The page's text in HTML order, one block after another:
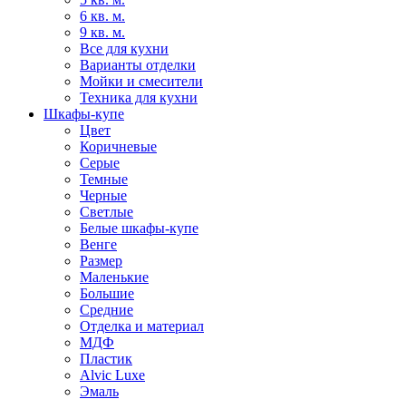
6 кв. м.
9 кв. м.
Все для кухни
Варианты отделки
Мойки и смесители
Техника для кухни
Шкафы-купе
Цвет
Коричневые
Серые
Темные
Черные
Светлые
Белые шкафы-купе
Венге
Размер
Маленькие
Большие
Средние
Отделка и материал
МДФ
Пластик
Alvic Luxe
Эмаль